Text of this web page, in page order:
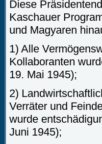
Diese
Kaschauer
und Magyaren
1) Alle
Kollaboranten
19. Mai 1945);
2)
Verräter und
wurde
Juni 1945);